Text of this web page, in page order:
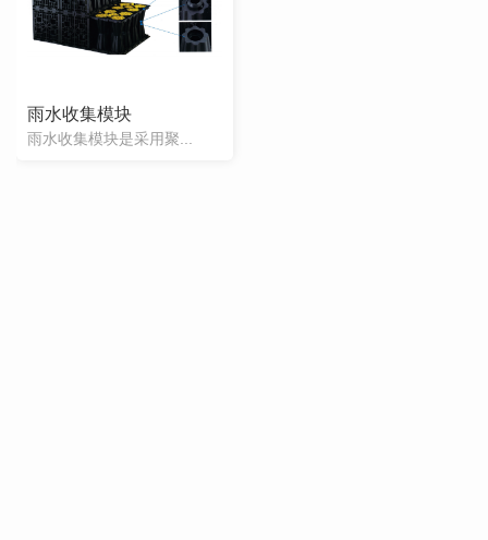
雨水收集模块
雨水收集模块是采用聚...